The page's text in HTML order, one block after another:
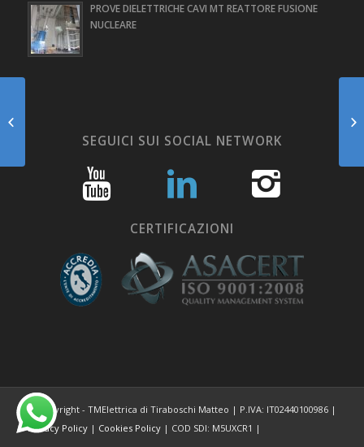
PROVE DIELETTRICHE CAVI MT REATTORE FUSIONE
NUCLEARE
SEGUICI SUI SOCIAL NETWORK
CERTIFICAZIONI
© Copyright - TMElettrica di Tiraboschi Matteo | P.IVA: IT02440100986 |
Privacy Policy| Cookies Policy| COD SDI: M5UXCR1 |
AT OF 150Kv PROV.